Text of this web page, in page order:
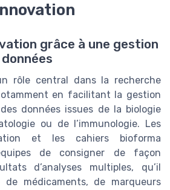
grâce à une gestion
rôle central dans la recherche
en facilitant la gestion
données issues de la biologie
ou de l’immunologie. Les
et les cahiers bioforma
de consigner de façon
d’analyses multiples, qu’il
de médicaments, de marqueurs